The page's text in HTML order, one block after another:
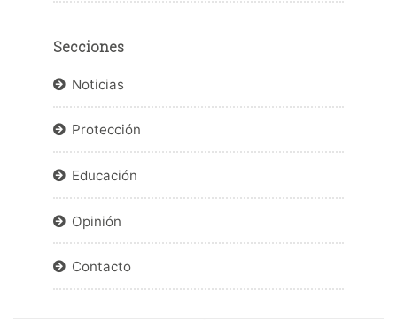
Secciones
Noticias
Protección
Educación
Opinión
Contacto